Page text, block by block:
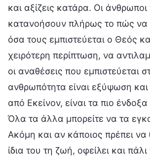
και αξίζεις κατάρα. Οι άνθρωποι
κατανοήσουν πλήρως το πώς να
όσα τους εμπιστεύεται ο Θεός
χειρότερη περίπτωση, να
οι αναθέσεις που εμπιστεύεται
ανθρωπότητα είναι εξύψωση
από Εκείνον, είναι τα πιο
Όλα τα άλλα μπορείτε να τα
Ακόμη και αν κάποιος πρέπει να
ίδια του τη ζωή, οφείλει και πάλι